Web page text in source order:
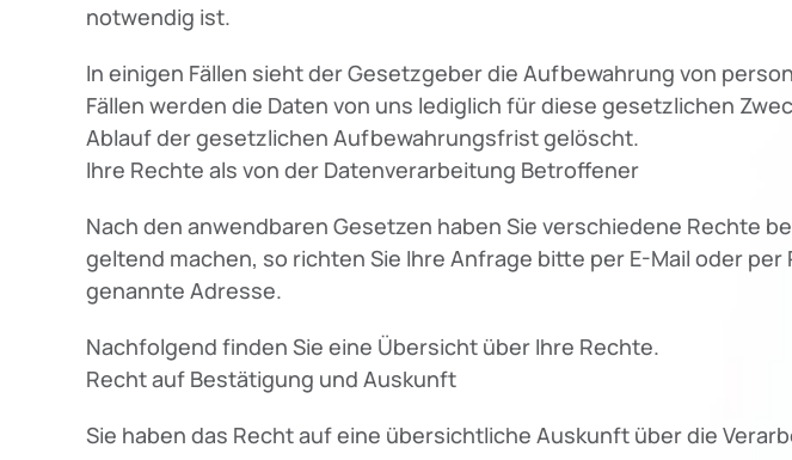
notwendig ist.
In einigen Fällen sieht der Gesetzgeber die Aufbewahrung von
Fällen werden die Daten von uns lediglich für diese gesetzlichen
Ablauf der gesetzlichen Aufbewahrungsfrist gelöscht.
Ihre Rechte als von der Datenverarbeitung Betroffener
Nach den anwendbaren Gesetzen haben Sie verschiedene Rechte
geltend machen, so richten Sie Ihre Anfrage bitte per E-Mail oder
genannte Adresse.
Nachfolgend finden Sie eine Übersicht über Ihre Rechte.
Recht auf Bestätigung und Auskunft
Sie haben das Recht auf eine übersichtliche Auskunft über die